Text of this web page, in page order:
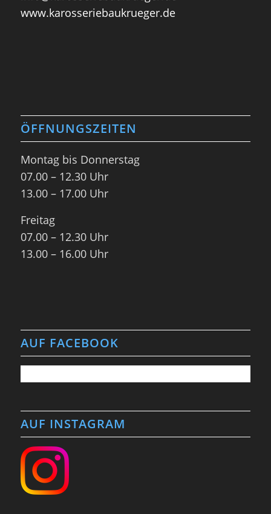
www.karosseriebaukrueger.de
ÖFFNUNGSZEITEN
Montag bis Donnerstag
07.00 – 12.30 Uhr
13.00 – 17.00 Uhr
Freitag
07.00 – 12.30 Uhr
13.00 – 16.00 Uhr
AUF FACEBOOK
AUF INSTAGRAM